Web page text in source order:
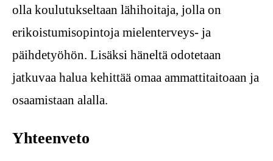
olla koulutukseltaan lähihoitaja, jolla on
erikoistumisopintoja mielenterveys- ja
päihdetyöhön. Lisäksi häneltä odotetaan
jatkuvaa halua kehittää omaa ammattitaitoaan ja
osaamistaan alalla.
Yhteenveto